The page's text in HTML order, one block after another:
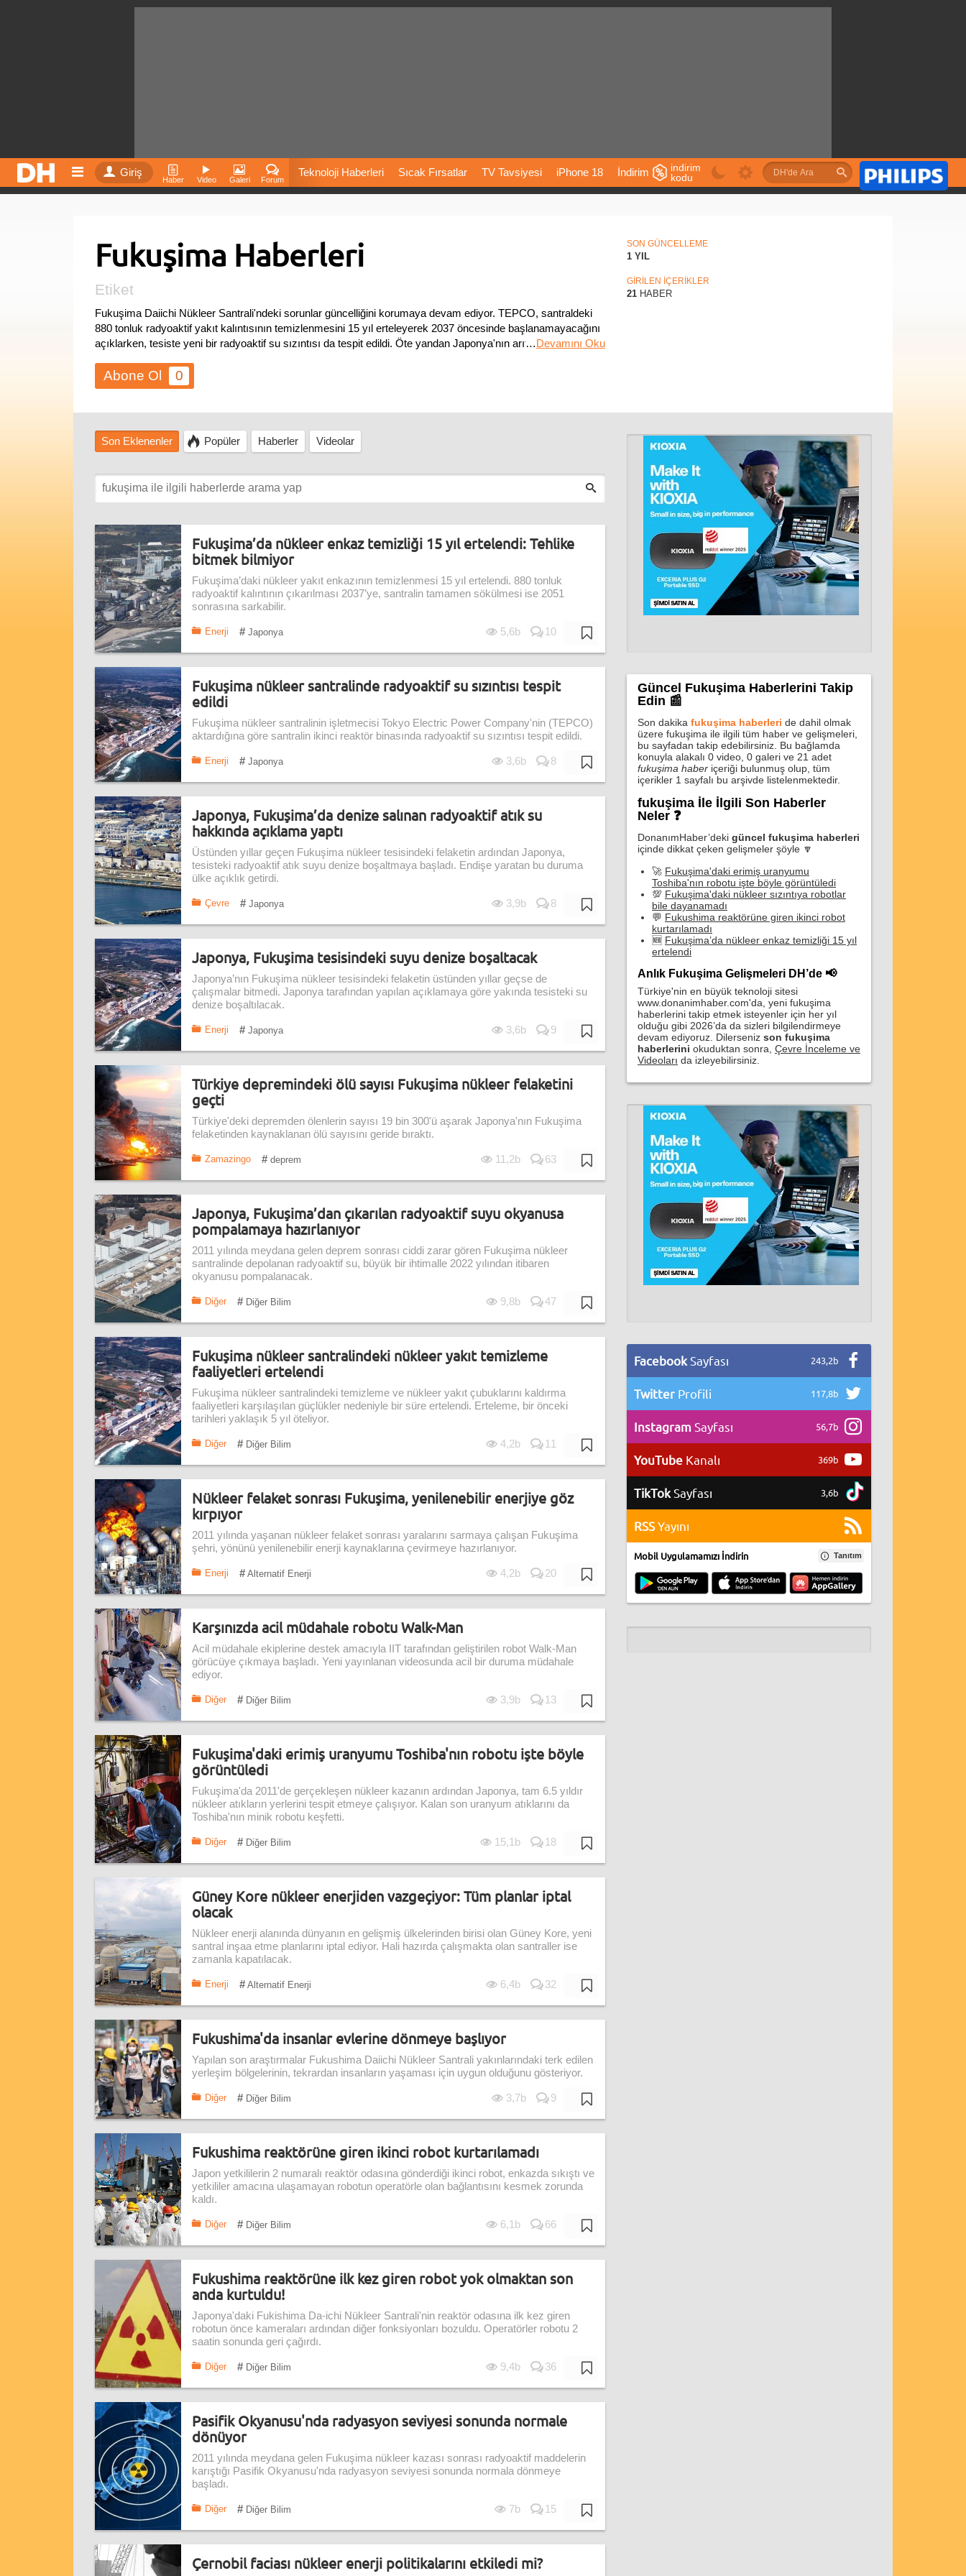
Giriş
Haber Video Galeri Forum
Teknoloji Haberleri Sıcak Fırsatlar TV Tavsiyesi iPhone 18 İndirim
Fiyatları Vizyondaki Önerileri
indirim
kodu
Fukuşima Haberleri
Etiket
Fukuşima Daiichi Nükleer Santrali'ndeki sorunlar güncelliğini korumaya devam ediyor. TEPCO, santraldeki
880 tonluk radyoaktif yakıt kalıntısının temizlenmesini 15 yıl erteleyerek 2037 öncesinde başlanamayacağını
açıklarken, tesiste yeni bir radyoaktif su sızıntısı da tespit edildi. Öte yandan Japonya'nın arıtılmış atık suyu
… Devamını Oku
0
SON GÜNCELLEME
1 YIL
GİRİLEN İÇERİKLER
21 HABER
Son Eklenenler Popüler Haberler Videolar
Fukuşima’da nükleer enkaz temizliği 15 yıl ertelendi: Tehlike
bitmek bilmiyor
Fukuşima’daki nükleer yakıt enkazının temizlenmesi 15 yıl ertelendi. 880 tonluk
radyoaktif kalıntının çıkarılması 2037’ye, santralin tamamen sökülmesi ise 2051
sonrasına sarkabilir.
Enerji # Japonya 5,6b 10
Fukuşima nükleer santralinde radyoaktif su sızıntısı tespit
edildi
Fukuşima nükleer santralinin işletmecisi Tokyo Electric Power Company'nin (TEPCO)
aktardığına göre santralin ikinci reaktör binasında radyoaktif su sızıntısı tespit edildi.
Enerji # Japonya 3,6b 8
Japonya, Fukuşima’da denize salınan radyoaktif atık su
hakkında açıklama yaptı
Üstünden yıllar geçen Fukuşima nükleer tesisindeki felaketin ardından Japonya,
tesisteki radyoaktif atık suyu denize boşaltmaya başladı. Endişe yaratan bu duruma
ülke açıklık getirdi.
Çevre # Japonya 3,9b 8
Japonya, Fukuşima tesisindeki suyu denize boşaltacak
Japonya’nın Fukuşima nükleer tesisindeki felaketin üstünden yıllar geçse de
çalışmalar bitmedi. Japonya tarafından yapılan açıklamaya göre yakında tesisteki su
denize boşaltılacak.
Enerji # Japonya 3,6b 9
Türkiye depremindeki ölü sayısı Fukuşima nükleer felaketini
geçti
Türkiye'deki depremden ölenlerin sayısı 19 bin 300'ü aşarak Japonya'nın Fukuşima
felaketinden kaynaklanan ölü sayısını geride bıraktı.
Zamazingo # deprem 11,2b 63
Japonya, Fukuşima’dan çıkarılan radyoaktif suyu okyanusa
pompalamaya hazırlanıyor
2011 yılında meydana gelen deprem sonrası ciddi zarar gören Fukuşima nükleer
santralinde depolanan radyoaktif su, büyük bir ihtimalle 2022 yılından itibaren
okyanusu pompalanacak.
Diğer # Diğer Bilim 9,8b 47
Fukuşima nükleer santralindeki nükleer yakıt temizleme
faaliyetleri ertelendi
Fukuşima nükleer santralindeki temizleme ve nükleer yakıt çubuklarını kaldırma
faaliyetleri karşılaşılan güçlükler nedeniyle bir süre ertelendi. Erteleme, bir önceki
tarihleri yaklaşık 5 yıl öteliyor.
Diğer # Diğer Bilim 4,2b 11
Nükleer felaket sonrası Fukuşima, yenilenebilir enerjiye göz
kırpıyor
2011 yılında yaşanan nükleer felaket sonrası yaralarını sarmaya çalışan Fukuşima
şehri, yönünü yenilenebilir enerji kaynaklarına çevirmeye hazırlanıyor.
Enerji # Alternatif Enerji 4,2b 20
Karşınızda acil müdahale robotu Walk-Man
Acil müdahale ekiplerine destek amacıyla IIT tarafından geliştirilen robot Walk-Man
görücüye çıkmaya başladı. Yeni yayınlanan videosunda acil bir duruma müdahale
ediyor.
Diğer # Diğer Bilim 3,9b 13
Fukuşima'daki erimiş uranyumu Toshiba'nın robotu işte böyle
görüntüledi
Fukuşima'da 2011'de gerçekleşen nükleer kazanın ardından Japonya, tam 6.5 yıldır
nükleer atıkların yerlerini tespit etmeye çalışıyor. Kalan son uranyum atıklarını da
Toshiba'nın minik robotu keşfetti.
Diğer # Diğer Bilim 15,1b 18
Güney Kore nükleer enerjiden vazgeçiyor: Tüm planlar iptal
olacak
Nükleer enerji alanında dünyanın en gelişmiş ülkelerinden birisi olan Güney Kore, yeni
santral inşaa etme planlarını iptal ediyor. Hali hazırda çalışmakta olan santraller ise
zamanla kapatılacak.
Enerji # Alternatif Enerji 6,4b 32
Fukushima'da insanlar evlerine dönmeye başlıyor
Yapılan son araştırmalar Fukushima Daiichi Nükleer Santrali yakınlarındaki terk edilen
yerleşim bölgelerinin, tekrardan insanların yaşaması için uygun olduğunu gösteriyor.
Diğer # Diğer Bilim 3,7b 9
Fukushima reaktörüne giren ikinci robot kurtarılamadı
Japon yetkililerin 2 numaralı reaktör odasına gönderdiği ikinci robot, enkazda sıkıştı ve
yetkililer amacına ulaşamayan robotun operatörle olan bağlantısını kesmek zorunda
kaldı.
Diğer # Diğer Bilim 6,1b 66
Fukushima reaktörüne ilk kez giren robot yok olmaktan son
anda kurtuldu!
Japonya'daki Fukishima Da-ichi Nükleer Santrali'nin reaktör odasına ilk kez giren
robotun önce kameraları ardından diğer fonksiyonları bozuldu. Operatörler robotu 2
saatin sonunda geri çağırdı.
Diğer # Diğer Bilim 9,4b 36
Pasifik Okyanusu'nda radyasyon seviyesi sonunda normale
dönüyor
2011 yılında meydana gelen Fukuşima nükleer kazası sonrası radyoaktif maddelerin
karıştığı Pasifik Okyanusu'nda radyasyon seviyesi sonunda normala dönmeye
başladı.
Diğer # Diğer Bilim 7b 15
Çernobil faciası nükleer enerji politikalarını etkiledi mi?
Güncel Fukuşima Haberlerini Takip
Edin 📰
Son dakika fukuşima haberleri de dahil olmak
üzere fukuşima ile ilgili tüm haber ve gelişmeleri,
bu sayfadan takip edebilirsiniz. Bu bağlamda
konuyla alakalı 0 video, 0 galeri ve 21 adet
fukuşima haber içeriği bulunmuş olup, tüm
içerikler 1 sayfalı bu arşivde listelenmektedir.
fukuşima İle İlgili Son Haberler
Neler ❓
DonanımHaber’deki güncel fukuşima haberleri
içinde dikkat çeken gelişmeler şöyle 🔽
🚀 Fukuşima'daki erimiş uranyumu
Toshiba'nın robotu işte böyle görüntüledi
💯 Fukuşima'daki nükleer sızıntıya robotlar
bile dayanamadı
💬 Fukushima reaktörüne giren ikinci robot
kurtarılamadı
🆕 Fukuşima’da nükleer enkaz temizliği 15 yıl
ertelendi
Anlık Fukuşima Gelişmeleri DH’de 📢
Türkiye'nin en büyük teknoloji sitesi
www.donanimhaber.com'da, yeni fukuşima
haberlerini takip etmek isteyenler için her yıl
olduğu gibi 2026’da da sizleri bilgilendirmeye
devam ediyoruz. Dilerseniz son fukuşima
haberlerini okuduktan sonra, Çevre İnceleme ve
Videoları da izleyebilirsiniz.
Facebook Sayfası 243,2b
Twitter Profili 117,8b
Instagram Sayfası 56,7b
YouTube Kanalı 369b
TikTokSayfası 3,6b
RSSYayını
Mobil Uygulamamızı İndirin Tanıtım